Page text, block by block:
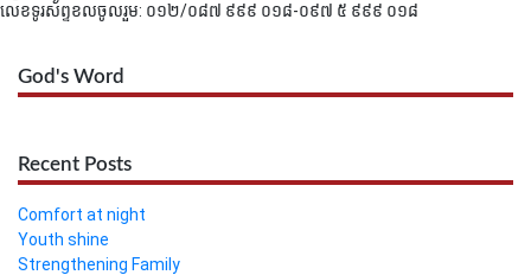
លេខទូរស័ព្ទខលចូលរួម: ០១២/០៨៧ ៩៩៩ ០១៨-០៩៧ ៥ ៩៩៩ ០១៨
God's Word
Recent Posts
Comfort at night
Youth shine
Strengthening Family